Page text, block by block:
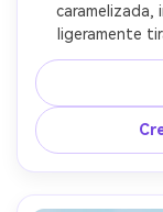
caramelizada,
ligeramente
pergamino
ventana
Canon EOS R5,